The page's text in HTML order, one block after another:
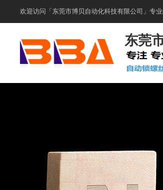
欢迎访问「东莞市博贝自动化科技有限公司」专
东莞